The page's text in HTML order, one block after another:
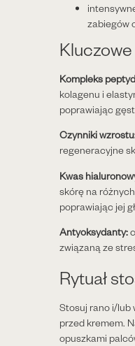
zabiegów
Kompleks
kolagenu i
poprawiając
Czynniki
regeneracyjne
Kwas
skórę na
poprawiając jej
Antyoksydanty:
związaną ze
Rytuał
Stosuj rano i/lub
przed kremem.
opuszkami